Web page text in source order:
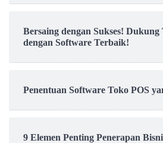
Bersaing dengan Sukses! Dukung
dengan Software Terbaik!
Penentuan Software Toko POS
9 Elemen Penting Penerapan